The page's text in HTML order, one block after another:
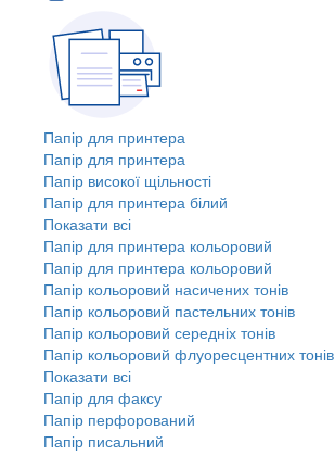
Папір для принтера
Папір для принтера
Папір високої щільності
Папір для принтера білий
Показати всі
Папір для принтера кольоровий
Папір для принтера кольоровий
Папір кольоровий насичених тонів
Папір кольоровий пастельних тонів
Папір кольоровий середніх тонів
Папір кольоровий флуоресцентних тонів
Показати всі
Папір для факсу
Папір перфорований
Папір писальний